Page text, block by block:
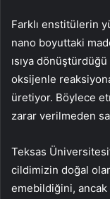
Farklı enstitülerin
nano boyuttaki
ısıya
oksijenle
üretiyor. Böylece
zarar verilmeden
Teksas
cildimizin doğal
emebildiğini,